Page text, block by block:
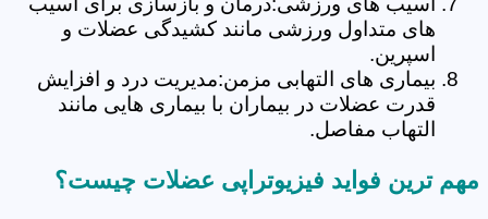
های متداول ورزشی مانند کشیدگی عضلات و
اسپرین.
بیماری های التهابی مزمن:مدیریت درد و افزایش
قدرت عضلات در بیماران با بیماری هایی مانند
التهاب مفاصل.
مهم ترین فواید فیزیوتراپی عضلات چیست؟